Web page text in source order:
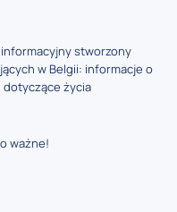
stworzony
w Belgii: informacje o
dotyczące życia
ważne!